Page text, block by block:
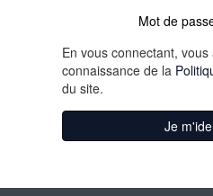
Mot de
En vous connectant,
connaissance de la
du site.
Je